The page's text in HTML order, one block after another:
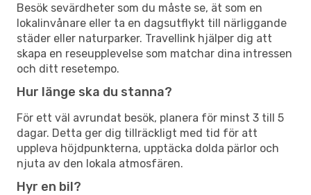
Besök sevärdheter som du måste se, ät som en
lokalinvånare eller ta en dagsutflykt till närliggande
städer eller naturparker. Travellink hjälper dig att
skapa en reseupplevelse som matchar dina intressen
och ditt resetempo.
Hur länge ska du stanna?
För ett väl avrundat besök, planera för minst 3 till 5
dagar. Detta ger dig tillräckligt med tid för att
uppleva höjdpunkterna, upptäcka dolda pärlor och
njuta av den lokala atmosfären.
Hyr en bil?